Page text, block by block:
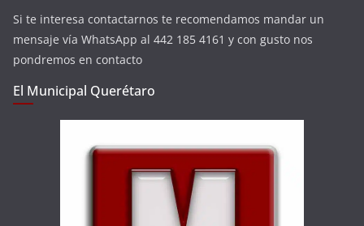
Si te interesa contactarnos te recomendamos mandar un
mensaje vía WhatsApp al 442 185 4161 y con gusto nos
pondremos en contacto
El Municipal Querétaro